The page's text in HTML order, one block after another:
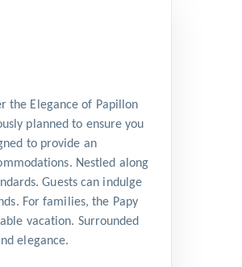
the Elegance of Papillon
planned to ensure you
to provide an
Nestled along
Guests can indulge
For families, the Papy
vacation. Surrounded
elegance.